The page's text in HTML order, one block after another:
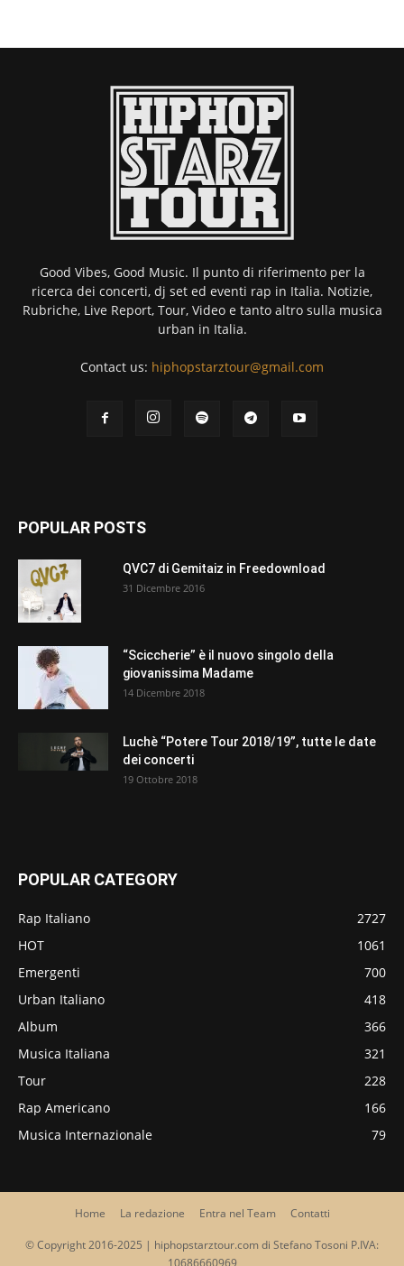
Good Vibes, Good Music. Il punto di riferimento per la
ricerca dei concerti, dj set ed eventi rap in Italia. Notizie,
Rubriche, Live Report, Tour, Video e tanto altro sulla musica
urban in Italia.
Contact us: hiphopstarztour@gmail.com
POPULAR POSTS
QVC7 di Gemitaiz in Freedownload
31 Dicembre 2016
“Sciccherie” è il nuovo singolo della
giovanissima Madame
14 Dicembre 2018
Luchè “Potere Tour 2018/19”, tutte le date
dei concerti
19 Ottobre 2018
POPULAR CATEGORY
Rap Italiano
2727
HOT
1061
Emergenti
700
Urban Italiano
418
Album
366
Musica Italiana
321
Tour
228
Rap Americano
166
Musica Internazionale
79
Home La redazione Entra nel Team Contatti
© Copyright 2016-2025 | hiphopstarztour.com di Stefano Tosoni P.IVA:
10686660969